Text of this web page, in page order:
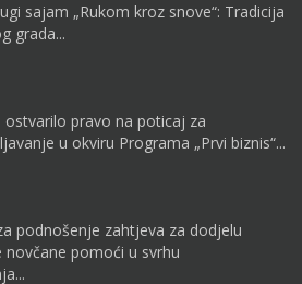
sajam „Rukom kroz snove“: Tradicija
grada...
ostvarilo pravo na poticaj za
u okviru Programa „Prvi biznis“...
podnošenje zahtjeva za dodjelu
novčane pomoći u svrhu